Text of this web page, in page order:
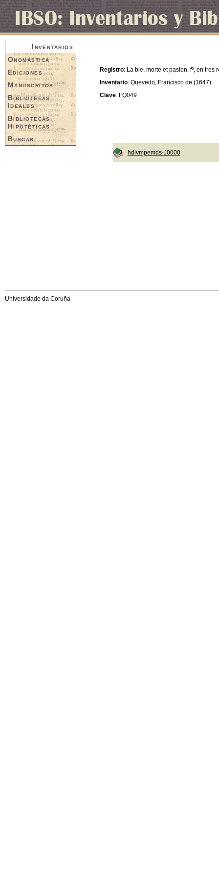
Inventarios
Onomástica
Ediciones
Manuscritos
Bibliotecas
Ideales
Bibliotecas
Hipotéticas
Buscar
Registro: La bie, morte et pasion, fº, en tres
Inventario: Quevedo, Francisco de (1647)
Clave: FQ049
hdlvmpemds-J0000
Universidade da Coruña